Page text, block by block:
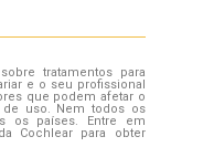
tratamentos para
e o seu profissional
que podem afetar o
de uso. Nem todos os
os países. Entre em
Cochlear para obter